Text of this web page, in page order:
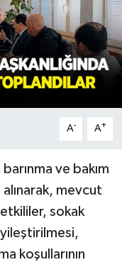
A- A+
ve bakım
mevcut
sokak
iyileştirilmesi,
koşullarının